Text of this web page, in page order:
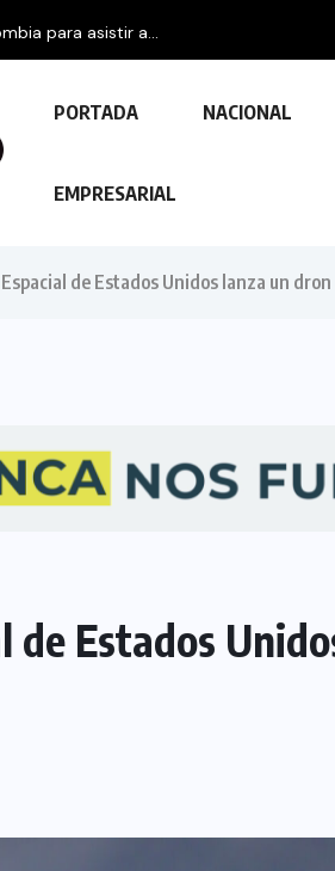
para asistir a...
PORTADA NACIONAL
EMPRESARIAL
de Estados Unidos lanza un
de Estados